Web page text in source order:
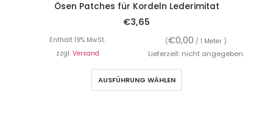
Ösen Patches für Kordeln Lederimitat
€3,65
Enthält 19% MwSt. (€0,00 / 1 Meter )
zzgl. Versand Lieferzeit: nicht angegeben
AUSFÜHRUNG WÄHLEN